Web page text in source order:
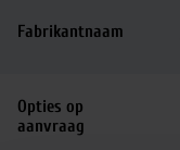
Fabrikantnaam
Opties op
aanvraag